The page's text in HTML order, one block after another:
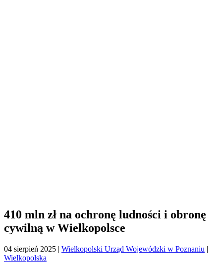
410 mln zł na ochronę ludności i obronę
cywilną w Wielkopolsce
04 sierpień 2025 | Wielkopolski Urząd Wojewódzki w Poznaniu |
Wielkopolska